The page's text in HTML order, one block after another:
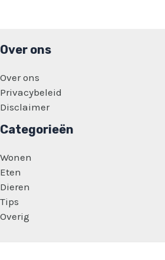
Over ons
Over ons
Privacybeleid
Disclaimer
Categorieën
Wonen
Eten
Dieren
Tips
Overig